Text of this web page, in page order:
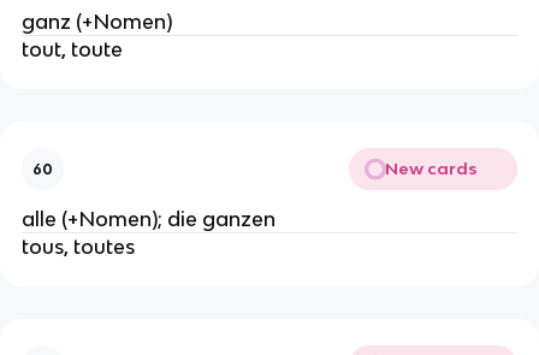
ganz (+Nomen)
tout, toute
60 New cards
alle (+Nomen); die ganzen
tous, toutes